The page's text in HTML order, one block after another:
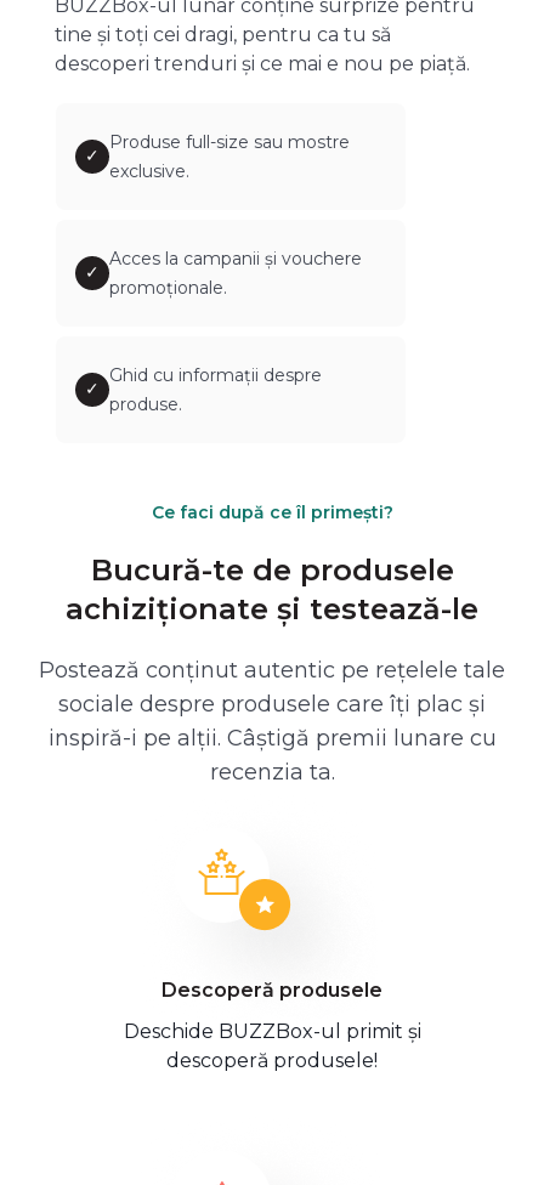
BUZZBox-ul lunar conține surprize pentru
tine și toți cei dragi, pentru ca tu să
descoperi trenduri și ce mai e nou pe piață.
✓
Produse full-size sau mostre
exclusive.
✓
Acces la campanii și vouchere
promoționale.
✓
Ghid cu informații despre
produse.
Ce faci după ce îl primești?
Bucură-te de produsele
achiziționate și testează-le
Postează conținut autentic pe rețelele tale
sociale despre produsele care îți plac și
inspiră-i pe alții. Câștigă premii lunare cu
recenzia ta.
Descoperă produsele
Deschide BUZZBox-ul primit și
descoperă produsele!